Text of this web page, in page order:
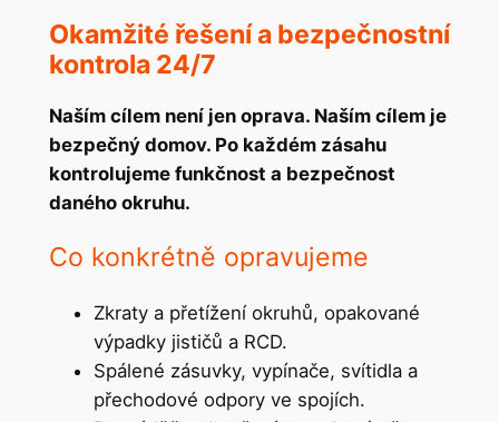
Okamžité řešení a bezpečnostní
kontrola 24/7
Naším cílem není jen oprava. Naším cílem je
bezpečný domov. Po každém zásahu
kontrolujeme funkčnost a bezpečnost
daného okruhu.
Co konkrétně opravujeme
Zkraty a přetížení okruhů, opakované
výpadky jističů a RCD.
Spálené zásuvky, vypínače, svítidla a
přechodové odpory ve spojích.